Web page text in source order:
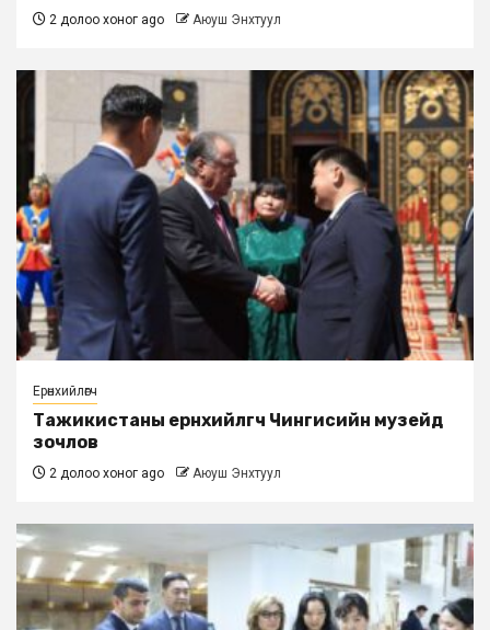
2 долоо хоног ago Аюуш Энхтуул
Ерөнхийлөгч
Тажикистаны ерөнхийлөгч Чингисийн музейд
зочлов
2 долоо хоног ago Аюуш Энхтуул